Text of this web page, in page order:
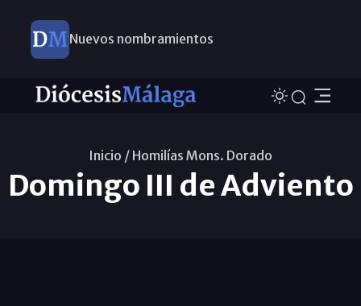
Nuevos nombramientos
Inicio / Homilías Mons. Dorado
Domingo III de Adviento